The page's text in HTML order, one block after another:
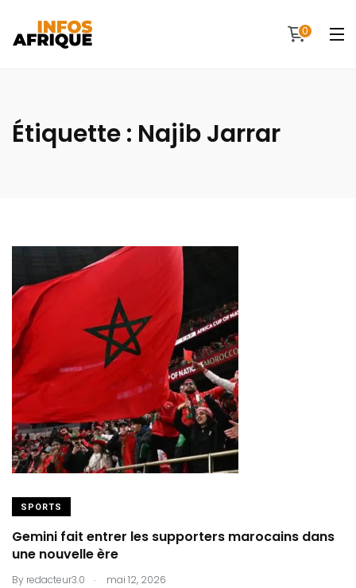
0
Étiquette : Najib Jarrar
SPORTS
Gemini fait entrer les supporters marocains dans
une nouvelle ère
By redacteur3.0 . mai 12, 2026